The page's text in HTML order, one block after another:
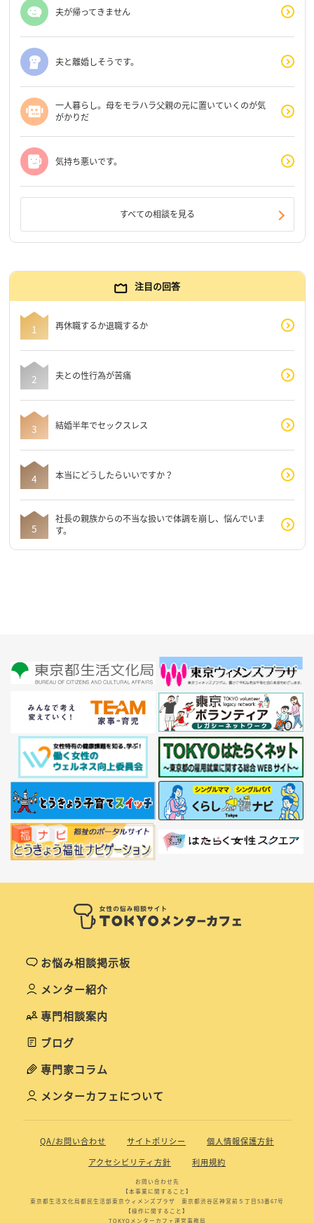
夫が帰ってきません
夫と離婚しそうです。
一人暮らし。母をモラハラ父親の元に置いていくのが気
がかりだ
気持ち悪いです。
すべての相談を見る
注目の回答
再休職するか退職するか
夫との性行為が苦痛
結婚半年でセックスレス
本当にどうしたらいいですか？
社長の親族からの不当な扱いで体調を崩し、悩んでいま
す。
お悩み相談掲示板
メンター紹介
専門相談案内
ブログ
専門家コラム
メンターカフェについて
QA/お問い合わせ サイトポリシー
個人情報保護方針
アクセシビリティ方針
利用規約
お問い合わせ先
【本事業に関すること】
東京都生活文化局都民生活部東京ウィメンズプラザ 東京都渋谷区神宮前５丁目53番67号
【操作に関すること】
TOKYOメンターカフェ運営事務局